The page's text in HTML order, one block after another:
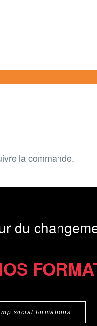
la commande.
du
social formations